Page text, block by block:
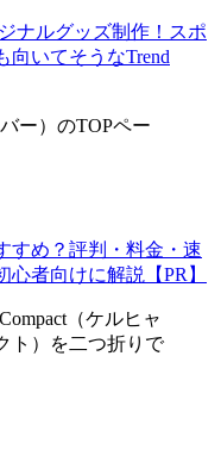
ナルグッズ制作！スポ
向いてそうなTrend
すめ？評判・料金・速
者向けに解説【PR】